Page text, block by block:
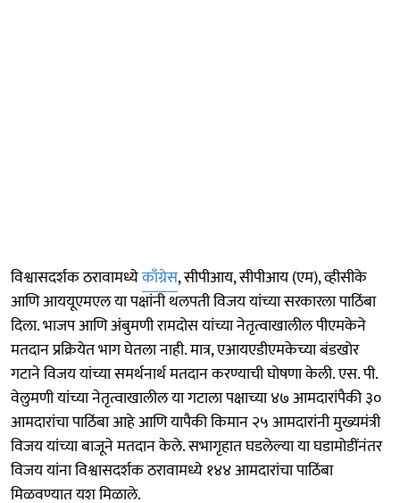
विश्वासदर्शक ठरावामध्येकाँग्रेस, सीपीआय, सीपीआय (एम), व्हीसीके
आणि आययूएमएल या पक्षांनी थलपती विजय यांच्या सरकारला पाठिंबा
दिला. भाजप आणि अंबुमणी रामदोस यांच्या नेतृत्वाखालील पीएमकेने
मतदान प्रक्रियेत भाग घेतला नाही. मात्र, एआयएडीएमकेच्या बंडखोर
गटाने विजय यांच्या समर्थनार्थ मतदान करण्याची घोषणा केली. एस. पी.
वेलुमणी यांच्या नेतृत्वाखालील या गटाला पक्षाच्या ४७ आमदारांपैकी ३०
आमदारांचा पाठिंबा आहे आणि यापैकी किमान २५ आमदारांनी मुख्यमंत्री
विजय यांच्या बाजूने मतदान केले. सभागृहात घडलेल्या या घडामोडींनंतर
विजय यांना विश्वासदर्शक ठरावामध्ये १४४ आमदारांचा पाठिंबा
मिळवण्यात यश मिळाले.